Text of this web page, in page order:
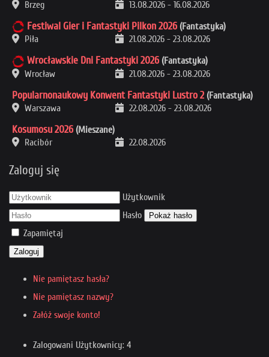
Brzeg
13.08.2026 - 16.08.2026
Festiwal Gier i Fantastyki Pilkon 2026 (Fantastyka)
Piła
21.08.2026 - 23.08.2026
Wrocławskie Dni Fantastyki 2026 (Fantastyka)
Wrocław
21.08.2026 - 23.08.2026
Popularnonaukowy Konwent Fantastyki Lustro 2 (Fantastyka)
Warszawa
22.08.2026 - 23.08.2026
Kosumosu 2026 (Mieszane)
Racibór
22.08.2026
Zaloguj się
Użytkownik
Hasło
Pokaż hasło
Zapamiętaj
Zaloguj
Nie pamiętasz hasła?
Nie pamiętasz nazwy?
Załóż swoje konto!
Zalogowani Użytkownicy: 4